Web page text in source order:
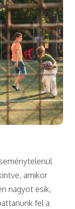
amikor
nagyot esik,
fel a